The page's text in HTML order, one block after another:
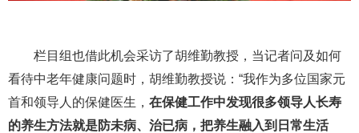
栏目组也借此机会采访了胡维勤教授，当记者问及如何
看待中老年健康问题时，胡维勤教授说：“我作为多位国家元
首和领导人的保健医生， 在保健工作中发现很多领导人长寿
的养生方法就是防未病、治已病，把养生融入到日常生活